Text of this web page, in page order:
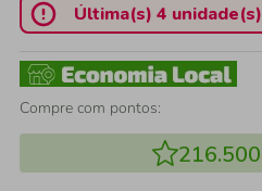
Última(s) 4 unidade(s)
Compre com pontos:
216.500